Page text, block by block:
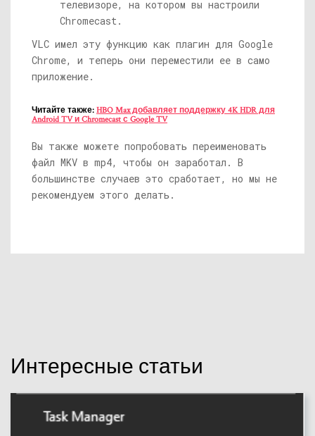
телевизоре, на котором вы настроили
Chromecast.
VLC имел эту функцию как плагин для Google
Chrome, и теперь они переместили ее в само
приложение.
Читайте также: HBO Max добавляет поддержку 4K HDR для
Android TV и Chromecast с Google TV
Вы также можете попробовать переименовать
файл MKV в mp4, чтобы он заработал. В
большинстве случаев это сработает, но мы не
рекомендуем этого делать.
Интересные статьи